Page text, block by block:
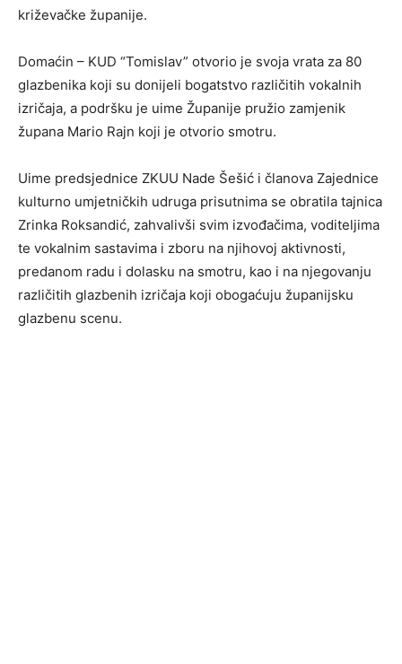
križevačke županije.
Domaćin – KUD “Tomislav” otvorio je svoja vrata za 80
glazbenika koji su donijeli bogatstvo različitih vokalnih
izričaja, a podršku je uime Županije pružio zamjenik
župana Mario Rajn koji je otvorio smotru.
Uime predsjednice ZKUU Nade Šešić i članova Zajednice
kulturno umjetničkih udruga prisutnima se obratila tajnica
Zrinka Roksandić, zahvalivši svim izvođačima, voditeljima
te vokalnim sastavima i zboru na njihovoj aktivnosti,
predanom radu i dolasku na smotru, kao i na njegovanju
različitih glazbenih izričaja koji obogaćuju županijsku
glazbenu scenu.